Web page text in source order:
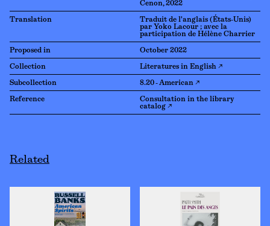
Cenon, 2022
Translation
Traduit de l'anglais (États-Unis)
par Yoko Lacour ; avec la
participation de Hélène Charrier
Proposed in October 2022
Collection Literatures in English ↗
Subcollection 8.20 - American ↗
Reference
Consultation in the library
catalog ↗
Related